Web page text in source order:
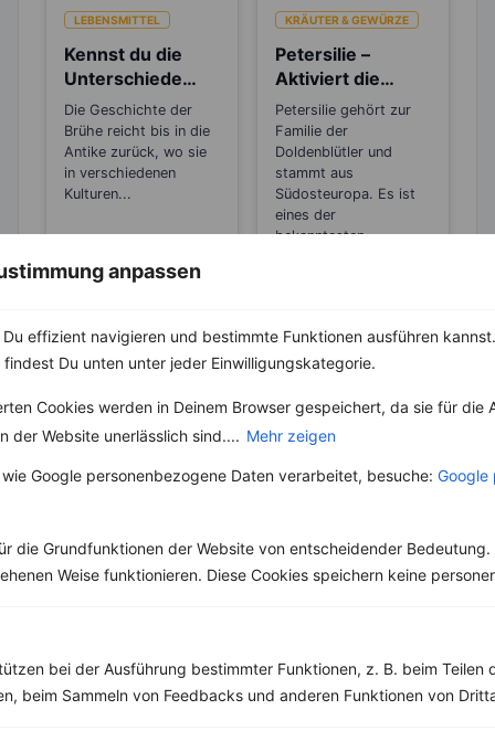
anpassen
effizient navigieren und bestimmte Funktionen ausführen
Du unten unter jeder Einwilligungskategorie.
Cookies werden in Deinem Browser gespeichert, da sie für die
der Website unerlässlich sind.... Mehr zeigen
Google personenbezogene Daten verarbeitet, besuche: Google
die Grundfunktionen der Website von entscheidender Bedeutung.
Weise funktionieren. Diese Cookies speichern keine
bei der Ausführung bestimmter Funktionen, z. B. beim Teilen
beim Sammeln von Feedbacks und anderen Funktionen von
LEBENSMITTEL
Kennst du die
Unterschiede
zwischen Brühe,
Fond und
Bouillon?
Die Geschichte der
Brühe reicht bis in die
Antike zurück, wo sie
in verschiedenen
Kulturen...
KRÄUTER & GEWÜRZE
Petersilie –
Aktiviert die
Entgiftungsarbeit
von Niere und
Blase
Petersilie gehört zur
Familie der
Doldenblütler und
stammt aus
Südosteuropa. Es ist
eines der
bekanntesten...
Weitere Vegetarische Rezepte
Eiweiß:24 g
Rezepte mit 400 bis 500 kcal
Rezepte